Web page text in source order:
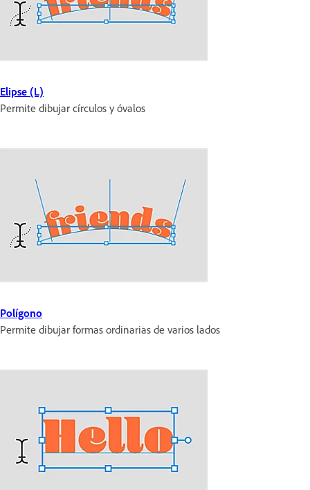
Elipse (L)
Permite dibujar círculos y óvalos
Polígono
Permite dibujar formas ordinarias de varios lados